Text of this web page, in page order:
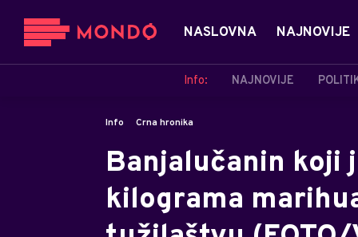
NASLOVNA NAJNOVIJE
Info: NAJNOVIJE
Info Crna hronika
Banjalučanin koji
kilograma